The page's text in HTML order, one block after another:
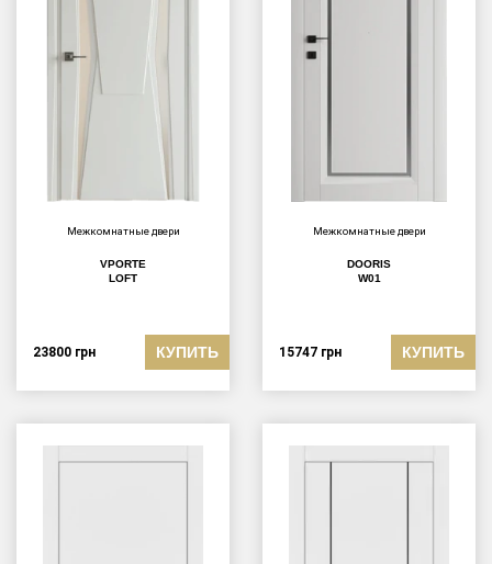
Межкомнатные двери
VPORTE
LOFT
23800 грн КУПИТЬ
Межкомнатные двери
DOORIS
W01
15747 грн КУПИТЬ